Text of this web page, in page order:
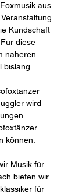
aus
Kundschaft
diese
näheren
bislang
wird
können.
Musik für
bieten wir
für